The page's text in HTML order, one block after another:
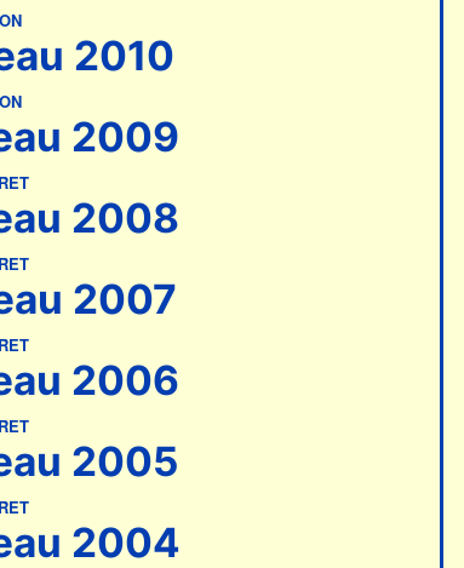
2010
2009
2008
2007
2006
2005
2004